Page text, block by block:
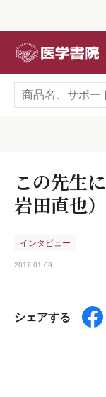
この先生
岩田直也）
インタビュー
2017.01.09
シェアする